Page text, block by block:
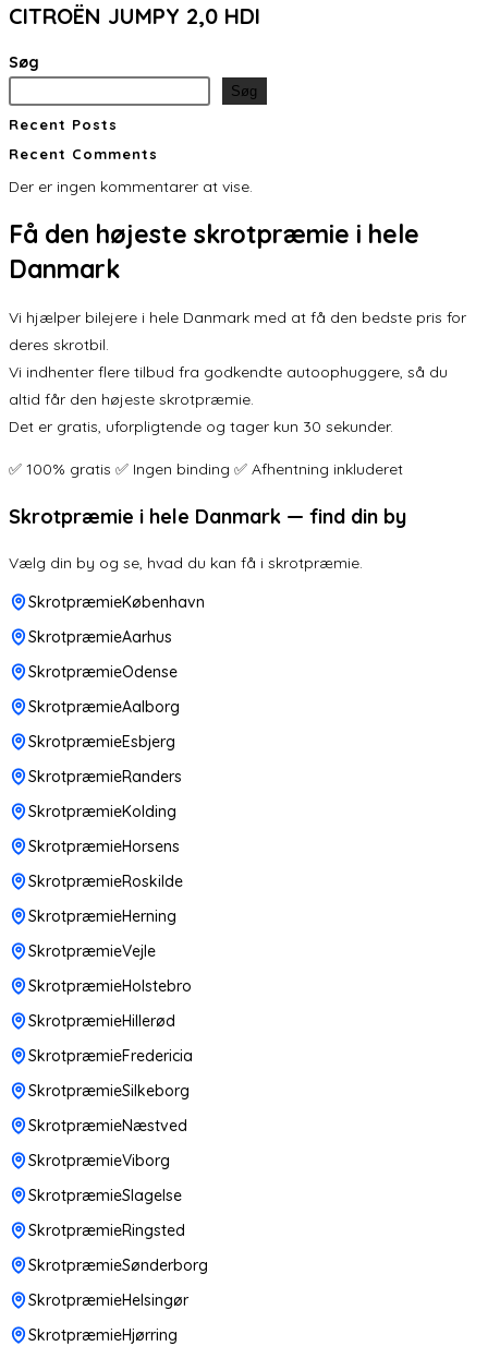
CITROËN JUMPY 2,0 HDI
Søg
Søg
Recent Posts
Recent Comments
Der er ingen kommentarer at vise.
Få den højeste skrotpræmie i hele
Danmark
Vi hjælper bilejere i hele Danmark med at få den bedste pris for
deres skrotbil.
Vi indhenter flere tilbud fra godkendte autoophuggere, så du
altid får den højeste skrotpræmie.
Det er gratis, uforpligtende og tager kun 30 sekunder.
✅ 100% gratis ✅ Ingen binding ✅ Afhentning inkluderet
Skrotpræmie i hele Danmark — find din by
Vælg din by og se, hvad du kan få i skrotpræmie.
SkrotpræmieKøbenhavn
SkrotpræmieAarhus
SkrotpræmieOdense
SkrotpræmieAalborg
SkrotpræmieEsbjerg
SkrotpræmieRanders
SkrotpræmieKolding
SkrotpræmieHorsens
SkrotpræmieRoskilde
SkrotpræmieHerning
SkrotpræmieVejle
SkrotpræmieHolstebro
SkrotpræmieHillerød
SkrotpræmieFredericia
SkrotpræmieSilkeborg
SkrotpræmieNæstved
SkrotpræmieViborg
SkrotpræmieSlagelse
SkrotpræmieRingsted
SkrotpræmieSønderborg
SkrotpræmieHelsingør
SkrotpræmieHjørring